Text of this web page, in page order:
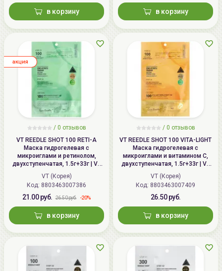
в корзину в корзину
/ 0 отзывов
VT REEDLE SHOT 100 RETI-A
Маска гидрогелевая с
микроиглами и ретинолом,
двухступенчатая, 1.5г+33г | VT
RETI-A REEDLE SHOT 100 2 Step
Hydrogel Mask, Tightening
VT (Корея)
Код: 8803463007386
21.00 руб. 26.50 руб. -20%
в корзину
aкция
/ 0 отзывов
VT REEDLE SHOT 100 VITA-LIGHT
Маска гидрогелевая с
микроиглами и витамином С,
двухступенчатая, 1.5г+33г | VT
VITA-LIGHT REEDLE SHOT 100 2
Step Hydrogel Mask, Brightening
VT (Корея)
Код: 8803463007409
26.50 руб.
в корзину